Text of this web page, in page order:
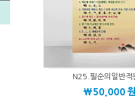
N25.필순의일반적
\50,000